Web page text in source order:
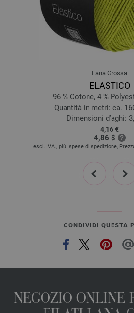
Lana Grossa
ELASTICO
96 % Cotone, 4 %
Quantità in metri: ca.
Dimensioni d’aghi:
4,16 €
4,86 $
escl. IVA., più. spese di spedizione,
prev next
CONDIVIDI QUESTA
NEGOZIO ONLINE